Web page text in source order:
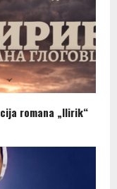
romana „Ilirik“